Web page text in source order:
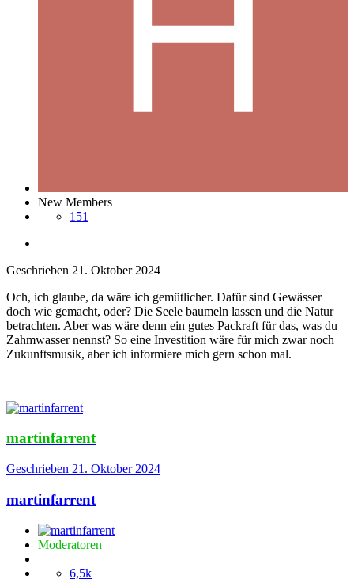
New Members
151
Geschrieben 21. Oktober 2024
Och, ich glaube, da wäre ich gemütlicher. Dafür sind Gewässer
doch wie gemacht, oder? Die Seele baumeln lassen und die Natur
betrachten. Aber was wäre denn ein gutes Packraft für das, was du
Zahmwasser nennst? So eine Investition wäre für mich zwar noch
Zukunftsmusik, aber ich informiere mich gern schon mal.
martinfarrent
Geschrieben 21. Oktober 2024
martinfarrent
Moderatoren
6,5k